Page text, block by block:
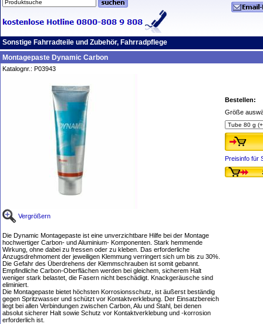
Sonstige Fahrradteile und Zubehör, Fahrradpflege
Montagepaste Dynamic Carbon
Katalognr.: P03943
Vergrößern
Die Dynamic Montagepaste ist eine unverzichtbare Hilfe bei der Montage
hochwertiger Carbon- und Aluminium- Komponenten. Stark hemmende
Wirkung, ohne dabei zu fressen oder zu kleben. Das erforderliche
Anzugsdrehmoment der jeweiligen Klemmung verringert sich um bis zu 30%.
Die Gefahr des Überdrehens der Klemmschrauben ist somit gebannt.
Empfindliche Carbon-Oberflächen werden bei gleichem, sicherem Halt
weniger stark belastet, die Fasern nicht beschädigt. Knackgeräusche sind
eliminiert.
Die Montagepaste bietet höchsten Korrosionsschutz, ist äußerst beständig
gegen Spritzwasser und schützt vor Kontaktverklebung. Der Einsatzbereich
liegt bei allen Verbindungen zwischen Carbon, Alu und Stahl, bei denen
absolut sicherer Halt sowie Schutz vor Kontaktverklebung und -korrosion
erforderlich ist.
Bestellen:
Größe
Preisinfo für